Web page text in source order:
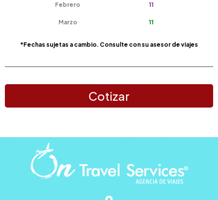
Febrero 11
Marzo 11
*Fechas sujetas a cambio. Consulte con su asesor de viajes
Cotizar